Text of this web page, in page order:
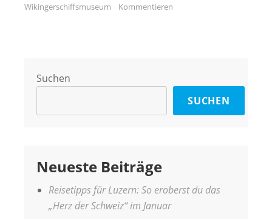
Wikingerschiffsmuseum
Kommentieren
Suchen
SUCHEN
Neueste Beiträge
Reisetipps für Luzern: So eroberst du das
„Herz der Schweiz“ im Januar